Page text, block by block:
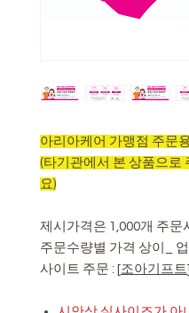
아리아케어 가맹점 주문
(타기관에서 본 상품으로
요)
제시가격은 1,000개 주문
주문수량별 가격 상이_
사이트 주문 : [조아기프트